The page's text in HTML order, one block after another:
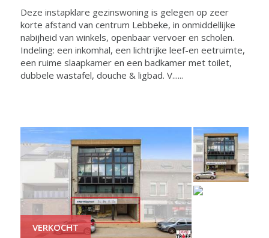
Deze instapklare gezinswoning is gelegen op zeer
korte afstand van centrum Lebbeke, in onmiddellijke
nabijheid van winkels, openbaar vervoer en scholen.
Indeling: een inkomhal, een lichtrijke leef-en eetruimte,
een ruime slaapkamer en een badkamer met toilet,
dubbele wastafel, douche & ligbad. V......
VERKOCHT